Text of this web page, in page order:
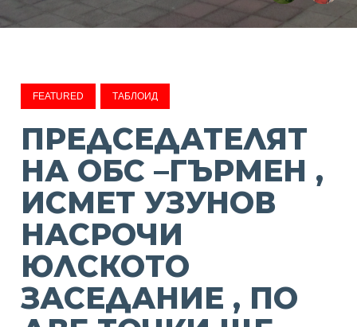
FEATURED ТАБЛОИД
ПРЕДСЕДАТЕЛЯТ
НА ОБС –ГЪРМЕН ,
ИСМЕТ УЗУНОВ
НАСРОЧИ
ЮЛСКОТО
ЗАСЕДАНИЕ , ПО